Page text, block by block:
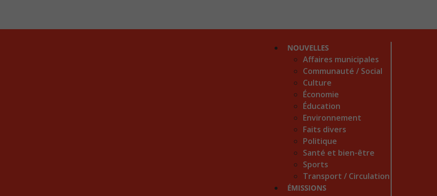
NOUVELLES
Affaires municipales
Communauté / Social
Culture
Économie
Éducation
Environnement
Faits divers
Politique
Santé et bien-être
Sports
Transport / Circulation
ÉMISSIONS